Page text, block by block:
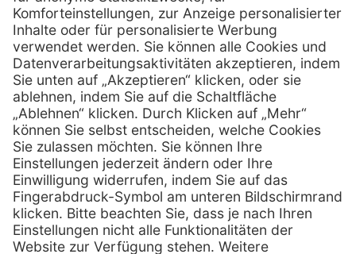
01 / 718 19 61 99
Telefax:01 / 718 19 61 23
E-Mail: info @ henryscheinmed.at
Services
Vorteile
Eigenmarke
Leasing
Technischer Service
Kataloge / Downloads
Hilfe
FAQs
Kontakt
Außendienst
Lob & Kritik
Retoure anmelden